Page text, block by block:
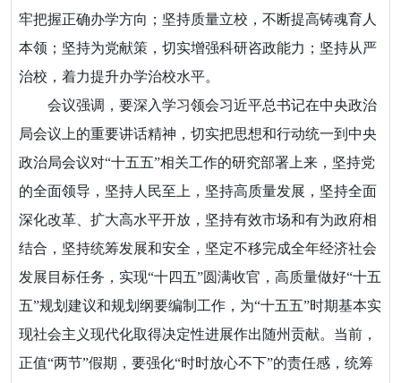
牢把握正确办学方向；坚持质量立校，不断提高铸魂育人
本领；坚持为党献策，切实增强科研咨政能力；坚持从严
治校，着力提升办学治校水平。
会议强调，要深入学习领会习近平总书记在中央政治
局会议上的重要讲话精神，切实把思想和行动统一到中央
政治局会议对“十五五”相关工作的研究部署上来，坚持党
的全面领导，坚持人民至上，坚持高质量发展，坚持全面
深化改革、扩大高水平开放，坚持有效市场和有为政府相
结合，坚持统筹发展和安全，坚定不移完成全年经济社会
发展目标任务，实现“十四五”圆满收官，高质量做好“十五
五”规划建议和规划纲要编制工作，为“十五五”时期基本实
现社会主义现代化取得决定性进展作出随州贡献。当前，
正值“两节”假期，要强化“时时放心不下”的责任感，统筹